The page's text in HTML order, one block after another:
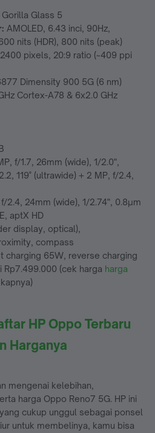
Gorilla Glass 5
AMOLED, 6.43 inci, 90Hz,
nits (HDR), 800 nits (peak)
pixels, 20:9 ratio (~409 ppi
Dimensity 900 5G (6 nm)
Cortex-A78 & 6x2.0 GHz
f/1.7, 26mm (wide), 1/2.0",
119˚ (ultrawide) + 2 MP, f/2.4,
2.4, 24mm (wide), 1/2.74", 0.8µm
aptX HD
display, optical),
compass
charging 65W, reverse charging
Rp7.499.000 (cek harga harga
HP Oppo Terbaru
Harganya
mengenai kelebihan,
harga Oppo Reno7 5G. HP ini
cukup unggul sebagai ponsel
untuk membelinya, kamu bisa